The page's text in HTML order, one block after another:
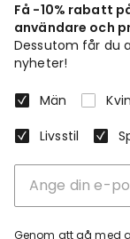
Få -10% rabatt
användare och
Dessutom får du
nyheter!
Män
Livsstil
Genom att gå med